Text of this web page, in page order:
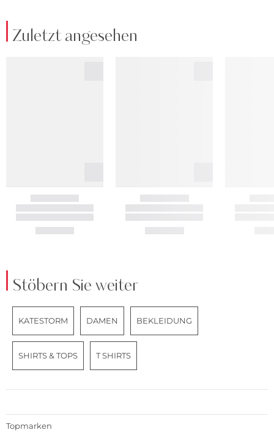
Zuletzt angesehen
Stöbern Sie weiter
KATESTORM DAMEN BEKLEIDUNG
SHIRTS & TOPS T SHIRTS
Topmarken